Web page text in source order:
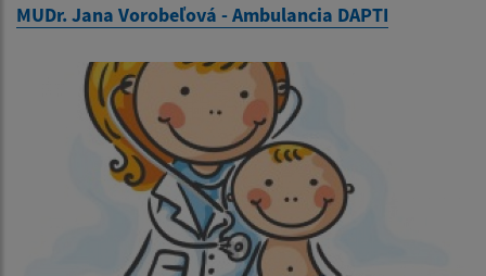
MUDr. Jana Vorobeľová - Ambulancia DAPTI